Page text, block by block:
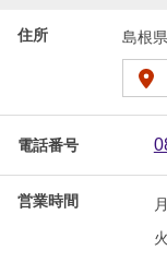
住所 島根
電話番号
営業時間